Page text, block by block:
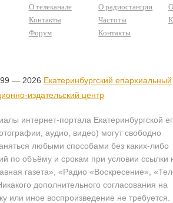
О телеканале
Контакты
Форум
О радиостанции
Частоты
Контакты
— 2026 Екатеринбургский епархиальный
издательский центр
интернет-портала Екатеринбургской
аудио, видео) могут свободно
любыми способами без каких-либо
по объёму и срокам при условии ссылки
газета», «Радио «Воскресение»,
дополнительного согласования на
или иное воспроизведение не требуется.